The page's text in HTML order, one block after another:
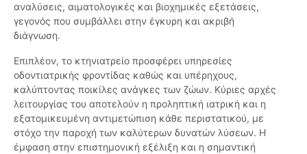
αναλύσεις, αιματολογικές και βιοχημικές εξετάσεις,
γεγονός που συμβάλλει στην έγκυρη και ακριβή
διάγνωση.
Επιπλέον, το κτηνιατρείο προσφέρει υπηρεσίες
οδοντιατρικής φροντίδας καθώς και υπέρηχους,
καλύπτοντας ποικίλες ανάγκες των ζώων. Κύριες αρχές
λειτουργίας του αποτελούν η προληπτική ιατρική και η
εξατομικευμένη αντιμετώπιση κάθε περιστατικού, με
στόχο την παροχή των καλύτερων δυνατών λύσεων. Η
έμφαση στην επιστημονική εξέλιξη και η σημαντική